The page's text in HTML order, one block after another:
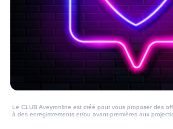
Le CLUB Aveyronline est créé pour vous proposer des
à des enregistrements et/ou avant-premières aux